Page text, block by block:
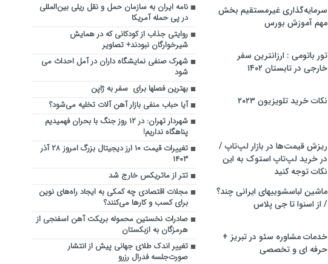
سرمایه‌گذاری غیرمستقیم بخش
مهم آموزش بورس
تور باتومی : ارزانترین سفر
خارجی در تابستان ۱۴۰۲
نکات خرید تلویزیون ۲۰۲۳
ریزش قیمت‌ها در بازار لپ‌تاپ /
در خرید لپ‌تاپ استوک به این
نکات توجه کنید
ماشین لباسشویی‎های ایرانی چند؟
/ از اسنوا تا جی پلاس
خدمات مشاوره سئو در تبریز +
حرفه ای و تخصصی
نامه ایران به سازمان حمل و نقل ریلی بین‌المللی
در پی حمله آمریکا
روایتی جذاب از کودکانی که در همایش
شیرخوارگان نبودند+ تصاویر
شهرک صنفی نمایشگاه داران در آمل احداث می
شود
بهترین فصلها برای سفر به ژاپن
آیا حباب منفی بازار آهن آلات تخلیه می‌شود؟
شهردار تهران: در ۱۲ روز جنگ با بحران‌ فهمیدیم
پناهگاه نداریم!
تغییرات قیمت ۱۰ ارز دیجیتال بزرگ امروز ۲۸ آذر
۱۴۰۳
تتر از ماتریکس خارج شد
مجلات اقتصادی چه کمکی به ایجاد راه‌های نوین
برای کسب و کارها می‌کنند؟
صادرات نخستین محموله بریکت آهن اسفنجی از
هرمزگان به ازبکستان
تغییر اندک طلای جهانی پیش از انتشار
صورت‌جلسه فدرال رزرو